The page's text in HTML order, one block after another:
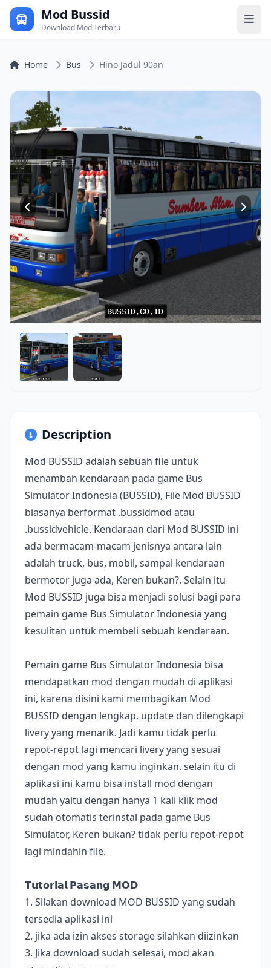
Mod Bussid
Download Mod Terbaru
Home Bus Hino Jadul 90an
Description
Mod BUSSID adalah sebuah file untuk
menambah kendaraan pada game Bus
Simulator Indonesia (BUSSID), File Mod BUSSID
biasanya berformat .bussidmod atau
.bussidvehicle. Kendaraan dari Mod BUSSID ini
ada bermacam-macam jenisnya antara lain
adalah truck, bus, mobil, sampai kendaraan
bermotor juga ada, Keren bukan?. Selain itu
Mod BUSSID juga bisa menjadi solusi bagi para
pemain game Bus Simulator Indonesia yang
kesulitan untuk membeli sebuah kendaraan.
Pemain game Bus Simulator Indonesia bisa
mendapatkan mod dengan mudah di aplikasi
ini, karena disini kami membagikan Mod
BUSSID dengan lengkap, update dan dilengkapi
livery yang menarik. Jadi kamu tidak perlu
repot-repot lagi mencari livery yang sesuai
dengan mod yang kamu inginkan. selain itu di
aplikasi ini kamu bisa install mod dengan
mudah yaitu dengan hanya 1 kali klik mod
sudah otomatis terinstal pada game Bus
Simulator, Keren bukan? tidak perlu repot-repot
lagi mindahin file.
𝗧𝘂𝘁𝗼𝗿𝗶𝗮𝗹 𝗣𝗮𝘀𝗮𝗻𝗴 𝗠𝗢𝗗
1. Silakan download MOD BUSSID yang sudah
tersedia aplikasi ini
2. jika ada izin akses storage silahkan diizinkan
3. Jika download sudah selesai, mod akan